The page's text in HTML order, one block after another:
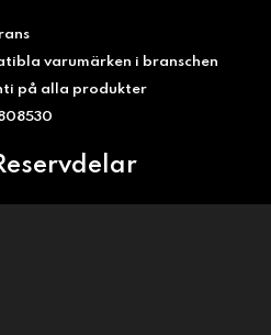
varumärken i branschen
på alla produkter